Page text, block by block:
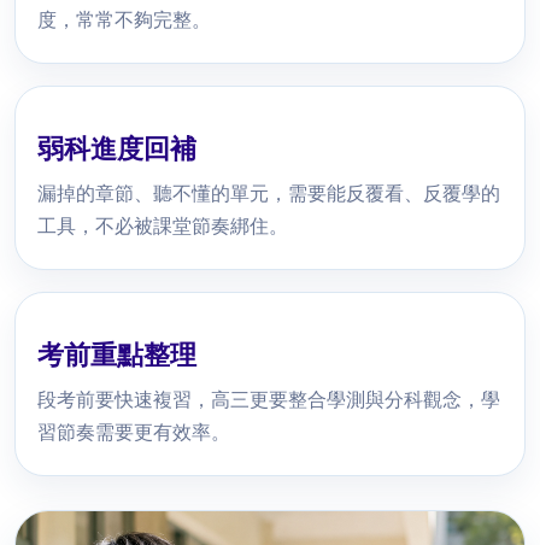
度，常常不夠完整。
弱科進度回補
漏掉的章節、聽不懂的單元，需要能反覆看、反覆學的
工具，不必被課堂節奏綁住。
考前重點整理
段考前要快速複習，高三更要整合學測與分科觀念，學
習節奏需要更有效率。